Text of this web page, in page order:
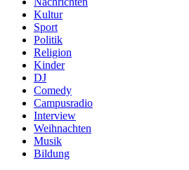
Kultur
Sport
Politik
Religion
Kinder
DJ
Comedy
Campusradio
Interview
Weihnachten
Musik
Bildung